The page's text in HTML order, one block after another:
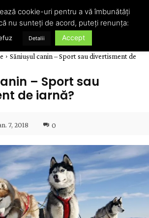
Săniușul canin – Sport sau divertisment de
– Sport sau
de iarnă?
7, 2018 0
cookie-uri pentru a vă îmbunătăți
nu sunteți de acord, puteți renunța:
Detalii Accept